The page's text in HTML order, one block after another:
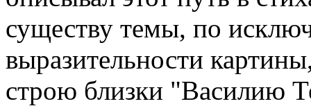
существу темы, по
выразительности
строю близки "Василию